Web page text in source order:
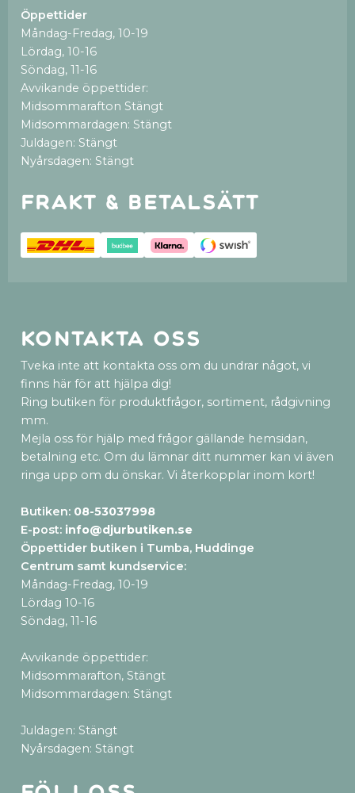
Öppettider
Måndag-Fredag, 10-19
Lördag, 10-16
Söndag, 11-16
Avvikande öppettider:
Midsommarafton Stängt
Midsommardagen: Stängt
Juldagen: Stängt
Nyårsdagen: Stängt
Frakt & betalsätt
Kontakta oss
Tveka inte att kontakta oss om du undrar något, vi
finns här för att hjälpa dig!
Ring butiken för produktfrågor, sortiment, rådgivning
mm.
Mejla oss för hjälp med frågor gällande hemsidan,
betalning etc. Om du lämnar ditt nummer kan vi även
ringa upp om du önskar. Vi återkopplar inom kort!
Butiken: 08-53037998
E-post: info@djurbutiken.se
Öppettider butiken i Tumba, Huddinge
Centrum samt kundservice:
Måndag-Fredag, 10-19
Lördag 10-16
Söndag, 11-16
Avvikande öppettider:
Midsommarafton, Stängt
Midsommardagen: Stängt
Juldagen: Stängt
Nyårsdagen: Stängt